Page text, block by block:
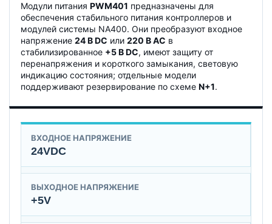
Модули питания PWM401 предназначены для
обеспечения стабильного питания контроллеров и
модулей системы NA400. Они преобразуют входное
напряжение 24 В DC или 220 В AC в
стабилизированное +5 В DC, имеют защиту от
перенапряжения и короткого замыкания, световую
индикацию состояния; отдельные модели
поддерживают резервирование по схеме N+1.
ВХОДНОЕ НАПРЯЖЕНИЕ
24VDC
ВЫХОДНОЕ НАПРЯЖЕНИЕ
+5V